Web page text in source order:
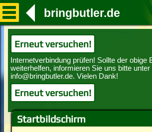
Startbildschirm
bringbutler.de
Erneut versuchen!
Erneut versuchen!